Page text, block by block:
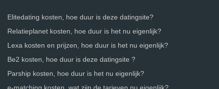
Elitedating kosten, hoe duur is deze datingsite?
Relatieplanet kosten, hoe duur is het nu eigenlijk?
Lexa kosten en prijzen, hoe duur is het nu eigenlijk?
Be2 kosten, hoe duur is deze datingsite ?
Parship kosten, hoe duur is het nu eigenlijk?